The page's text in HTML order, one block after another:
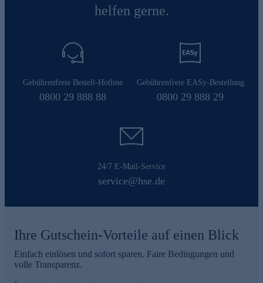
helfen gerne.
Gebührenfreie Bestell-Hotline
0800 29 888 88
Gebührenfreie EASy-Bestellung
0800 29 888 29
24/7 E-Mail-Service
service@hse.de
Ihre Gutschein-Vorteile auf einen Blick
Einfach einlösen und sofort sparen. Faire Bedingungen und
volle Transparenz.